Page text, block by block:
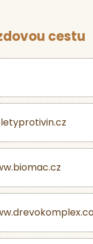
cestu